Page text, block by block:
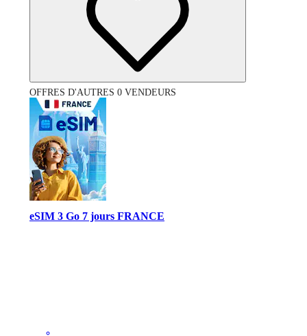
OFFRES D'AUTRES 0 VENDEURS
eSIM 3 Go 7 jours FRANCE